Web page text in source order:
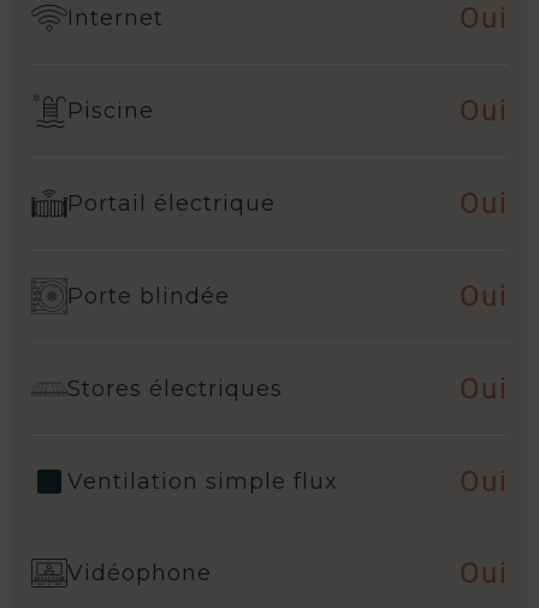
Internet Oui
Piscine Oui
Portail électrique Oui
Porte blindée Oui
Stores électriques Oui
Ventilation simple flux Oui
Vidéophone Oui